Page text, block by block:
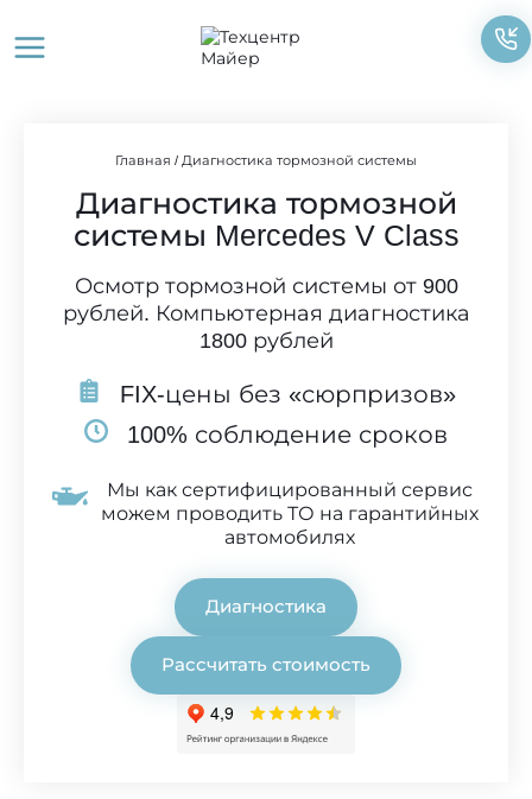
содержимому
Главная / Диагностика тормозной системы
Диагностика тормозной
системы Mercedes V Class
Осмотр тормозной системы от 900
рублей. Компьютерная диагностика
1800 рублей
FIX-цены без «сюрпризов»
100% соблюдение сроков
Мы как сертифицированный сервис
можем проводить ТО на гарантийных
автомобилях
Диагностика
Рассчитать стоимость